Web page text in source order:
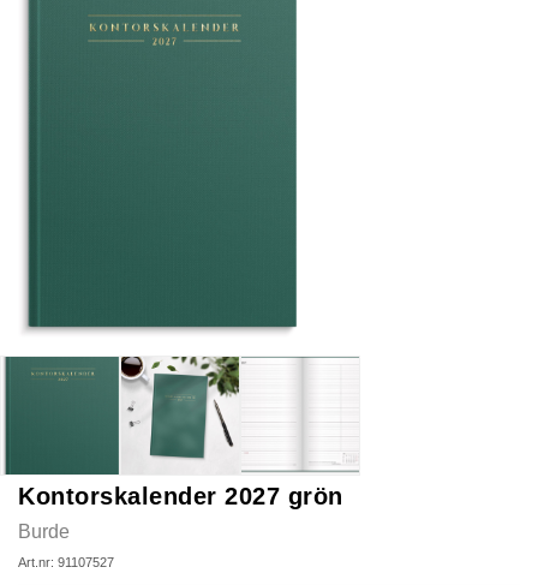
Kontorskalender 2027 grön
Burde
Art.nr: 91107527